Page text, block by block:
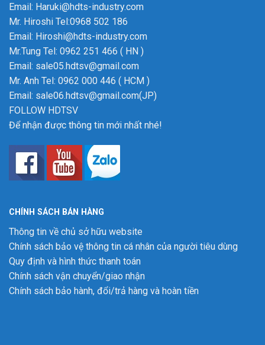
Email: Haruki@hdts-industry.com
Mr. Hiroshi Tel:0968 502 186
Email: Hiroshi@hdts-industry.com
Mr.Tung Tel: 0962 251 466 ( HN )
Email: sale05.hdtsv@gmail.com
Mr. Anh Tel: 0962 000 446 ( HCM )
Email: sale06.hdtsv@gmail.com(JP)
FOLLOW HDTSV
Để nhận được thông tin mới nhất nhé!
CHÍNH SÁCH BÁN HÀNG
Thông tin về chủ sở hữu website
Chính sách bảo vệ thông tin cá nhân của người tiêu dùng
Quy định và hình thức thanh toán
Chính sách vận chuyển/giao nhận
Chính sách bảo hành, đổi/trả hàng và hoàn tiền